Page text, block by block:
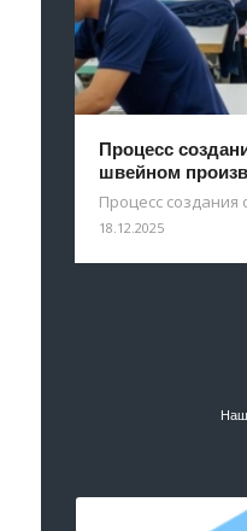
Процесс
швейном
Процесс
18.12.2025